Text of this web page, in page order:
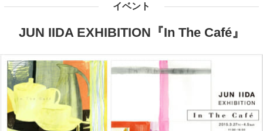
コラム
イベント
JUN IIDA EXHIBITION『In The Café』